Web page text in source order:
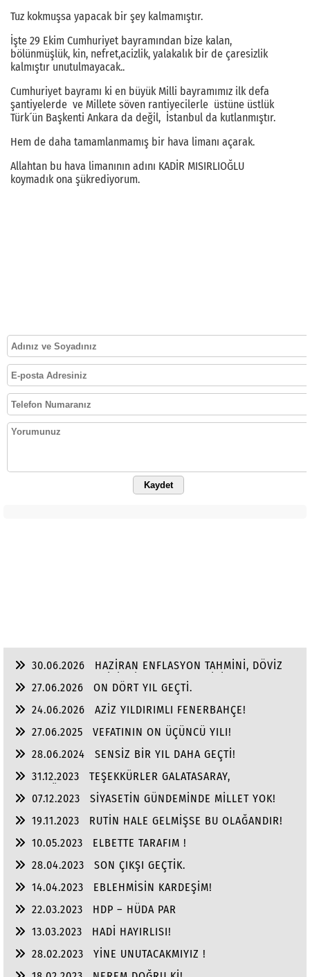
Tuz kokmuşsa yapacak bir şey kalmamıştır.
İşte 29 Ekim Cumhuriyet bayramından bize kalan,
bölünmüşlük, kin, nefret,acizlik, yalakalık bir de çaresizlik
kalmıştır unutulmayacak..
Cumhuriyet bayramı ki en büyük Milli bayramımız ilk defa
şantiyelerde ve Millete söven rantiyecilerle üstüne üstlük
Türk´ün Başkenti Ankara da değil, İstanbul da kutlanmıştır.
Hem de daha tamamlanmamış bir hava limanı açarak.
Allahtan bu hava limanının adını KADİR MISIRLIOĞLU
koymadık ona şükrediyorum.
Kaydet
30.06.2026
HAZİRAN ENFLASYON TAHMİNİ, DÖVİZ
VE ALTINDA YILIN, İKİNCİ YARI BEKLENTİSİ!
27.06.2026
ON DÖRT YIL GEÇTİ.
24.06.2026
AZİZ YILDIRIMLI FENERBAHÇE!
27.06.2025
VEFATININ ON ÜÇÜNCÜ YILI!
28.06.2024
SENSİZ BİR YIL DAHA GEÇTİ!
31.12.2023
TEŞEKKÜRLER GALATASARAY,
TEŞEKKÜRLER FENER BAHÇE!
07.12.2023
SİYASETİN GÜNDEMİNDE MİLLET YOK!
19.11.2023
RUTİN HALE GELMİŞSE BU OLAĞANDIR!
10.05.2023
ELBETTE TARAFIM !
28.04.2023
SON ÇIKŞI GEÇTİK.
14.04.2023
EBLEHMİSİN KARDEŞİM!
22.03.2023
HDP – HÜDA PAR
13.03.2023
HADİ HAYIRLISI!
28.02.2023
YİNE UNUTACAKMIYIZ !